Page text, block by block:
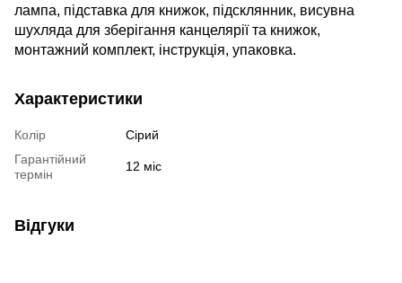
лампа, підставка для книжок, підсклянник, висувна
шухляда для зберігання канцелярії та книжок,
монтажний комплект, інструкція, упаковка.
Характеристики
Колір
Сірий
Гарантійний
термін
12 міс
Відгуки